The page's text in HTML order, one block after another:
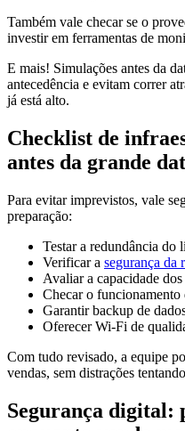
Também vale checar se o
investir em ferramentas de
E mais! Simulações antes da
antecedência e evitam correr
já está alto.
Checklist de
antes da grande
Para evitar imprevistos, vale
preparação:
Testar a redundância do
Verificar a segurança da
Avaliar a capacidade
Checar o funcionamento
Garantir backup de
Oferecer Wi-Fi de
Com tudo revisado, a equipe
vendas, sem distrações
Segurança digital: